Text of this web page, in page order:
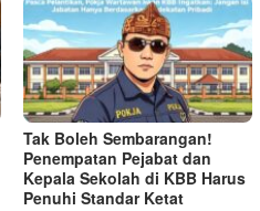
Tak Boleh Sembarangan!
Penempatan Pejabat dan
Kepala Sekolah di KBB Harus
Penuhi Standar Ketat ​